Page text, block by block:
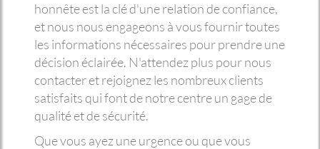
honnête est la clé d'une relation de confiance,
et nous nous engageons à vous fournir toutes
les informations nécessaires pour prendre une
décision éclairée. N'attendez plus pour nous
contacter et rejoignez les nombreux clients
satisfaits qui font de notre centre un gage de
qualité et de sécurité.
Que vous ayez une urgence ou que vous